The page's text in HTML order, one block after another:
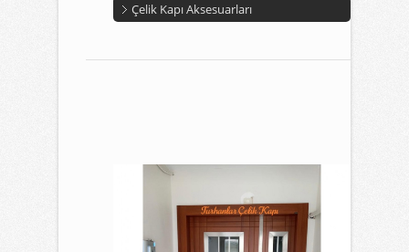
Çelik Kapı Aksesuarları